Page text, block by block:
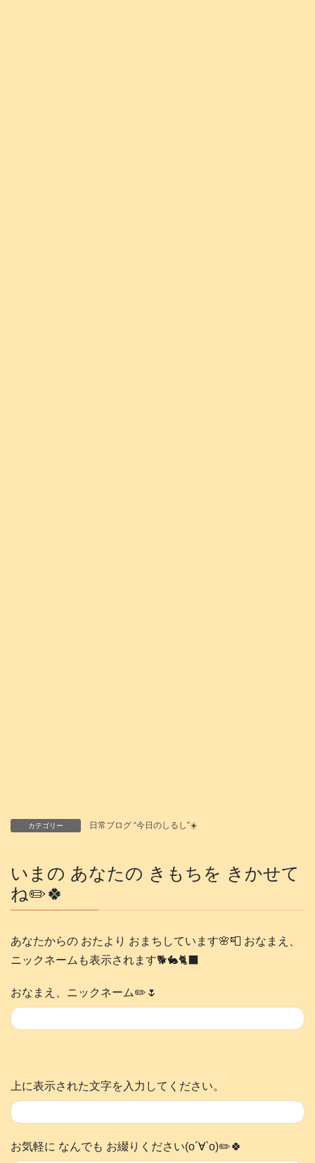
カテゴリー 日常ブログ “今日のしるし”☀️
いまの あなたの きもちを きかせて
ね✏️🍀
あなたからの おたより おまちしています🌸📮 おなまえ、
ニックネームも表示されます🐕️🐇🐈‍⬛
おなまえ、ニックネーム✏️🌷
上に表示された文字を入力してください。
お気軽に なんでも お綴りください(о´∀`о)✏️🍀